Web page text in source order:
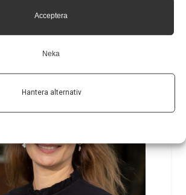
Acceptera
Neka
Hantera alternativ